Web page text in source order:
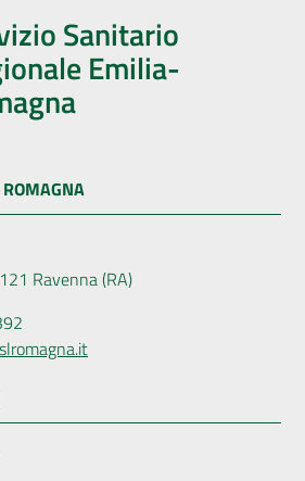
Sanitario
Emilia-
Ravenna (RA)